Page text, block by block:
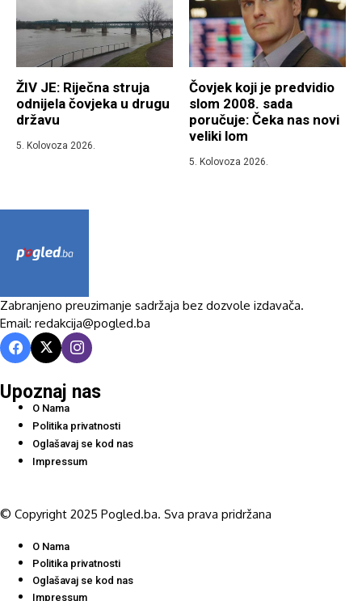
ŽIV JE: Riječna struja
odnijela čovjeka u drugu
državu
5. Kolovoza 2026.
Čovjek koji je predvidio
slom 2008. sada
poručuje: Čeka nas novi
veliki lom
5. Kolovoza 2026.
Zabranjeno preuzimanje sadržaja bez dozvole izdavača.
Email: redakcija@pogled.ba
Upoznaj nas
O Nama
Politika privatnosti
Oglašavaj se kod nas
Impressum
© Copyright 2025 Pogled.ba. Sva prava pridržana
O Nama
Politika privatnosti
Oglašavaj se kod nas
Impressum